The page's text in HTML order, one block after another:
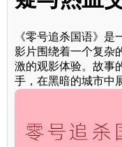
《零号追杀国语》是
影片围绕着一个复杂
激的观影体验。故事
手，在黑暗的城市中